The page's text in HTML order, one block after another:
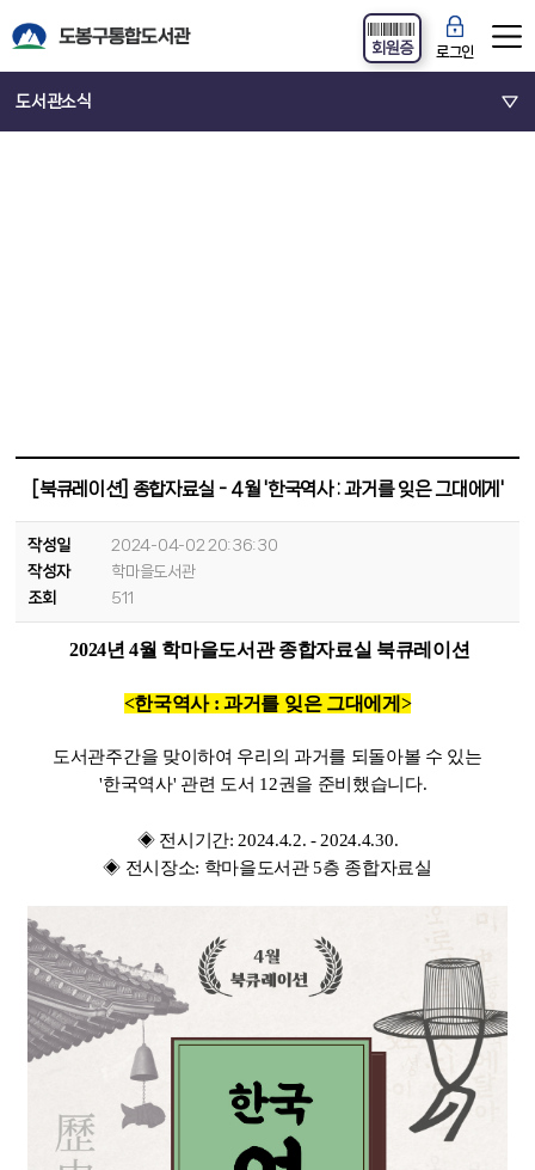
로그인
회원증
도서관소식
[북큐레이션] 종합자료실 - 4월 '한국역사 : 과거를 잊은 그대에게'
작성일
2024-04-02 20:36:30
작성자
학마을도서관
조회
511
2024년 4월 학마을도서관 종합자료실 북큐레이션
<한국역사 : 과거를 잊은 그대에게>
도서관주간을 맞이하여 우리의 과거를 되돌아볼 수 있는
'한국역사' 관련 도서 12권을 준비했습니다.
◈ 전시기간: 2024.4.2. - 2024.4.30.
◈ 전시장소: 학마을도서관 5층 종합자료실